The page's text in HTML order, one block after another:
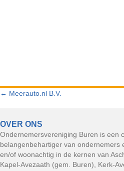
POSTS
NAVIGATION
← Meerauto.nl B.V.
OVER ONS
Ondernemersvereniging Buren is een
belangenbehartiger van ondernemers
en/of woonachtig in de kernen van
Kapel-Avezaath (gem. Buren), Kerk-